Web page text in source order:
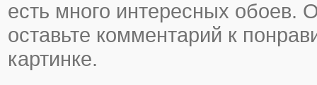
есть много интересных обоев.
оставьте комментарий к
картинке.